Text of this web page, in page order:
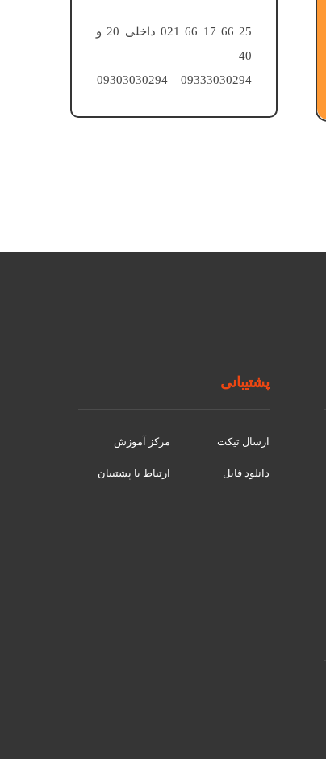
25 66 17 66 021 داخلی 20 و
40
09333030294 – 09303030294
پشتیبانی
ارسال تیکت مرکز آموزش
دانلود فایل ارتباط با پشتیبان